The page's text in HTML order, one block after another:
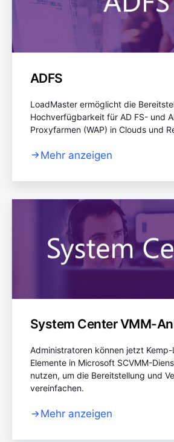
ADFS
LoadMaster ermöglicht die
Hochverfügbarkeit für AD FS- und
Proxyfarmen (WAP) in Clouds und
Mehr anzeigen
System Center VMM-
Administratoren können jetzt
Elemente in Microsoft SCVMM-
nutzen, um die Bereitstellung und
vereinfachen.
Mehr anzeigen